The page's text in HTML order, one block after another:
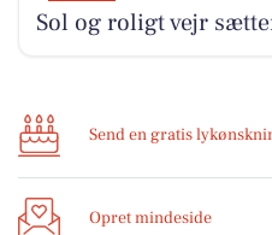
Sol og roligt vejr
Send en gratis
Opret mindeside